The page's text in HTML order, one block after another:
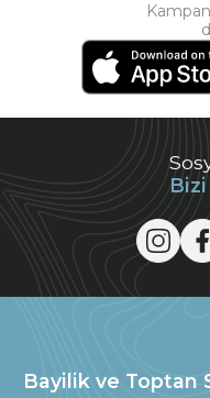
Bayilik ve Toptan